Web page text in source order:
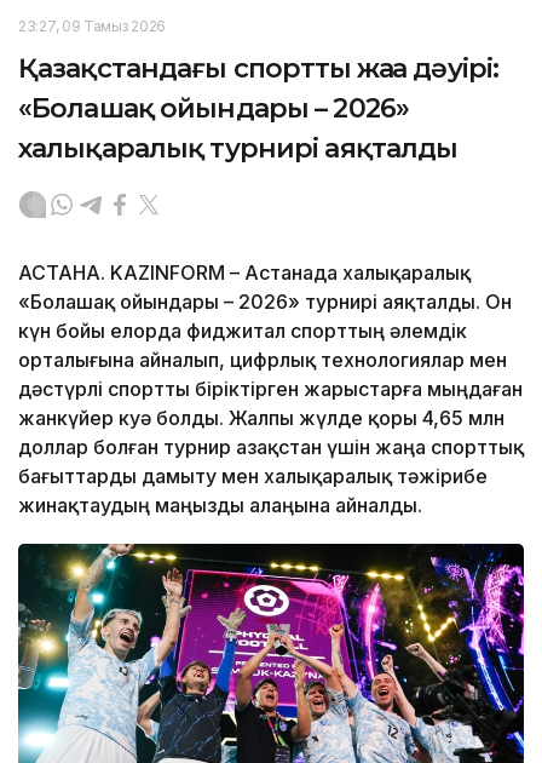
23:27, 09 Тамыз 2026
Қазақстандағы спорттың жаңа дәуірі:
«Болашақ ойындары – 2026»
халықаралық турнирі аяқталды
АСТАНА. KAZINFORM – Астанада халықаралық
«Болашақ ойындары – 2026» турнирі аяқталды. Он
күн бойы елорда фиджитал спорттың әлемдік
орталығына айналып, цифрлық технологиялар мен
дәстүрлі спортты біріктірген жарыстарға мыңдаған
жанкүйер куә болды. Жалпы жүлде қоры 4,65 млн
доллар болған турнир Қазақстан үшін жаңа спорттық
бағыттарды дамыту мен халықаралық тәжірибе
жинақтаудың маңызды алаңына айналды.